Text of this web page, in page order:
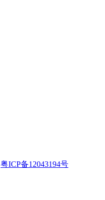
粤ICP备12043194号